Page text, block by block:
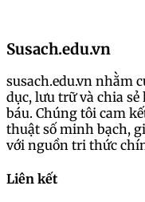
Susach.edu.vn
susach.edu.vn nhằm
dục, lưu trữ và chia
báu. Chúng tôi cam
thuật số minh bạch,
với nguồn tri thức
Liên kết